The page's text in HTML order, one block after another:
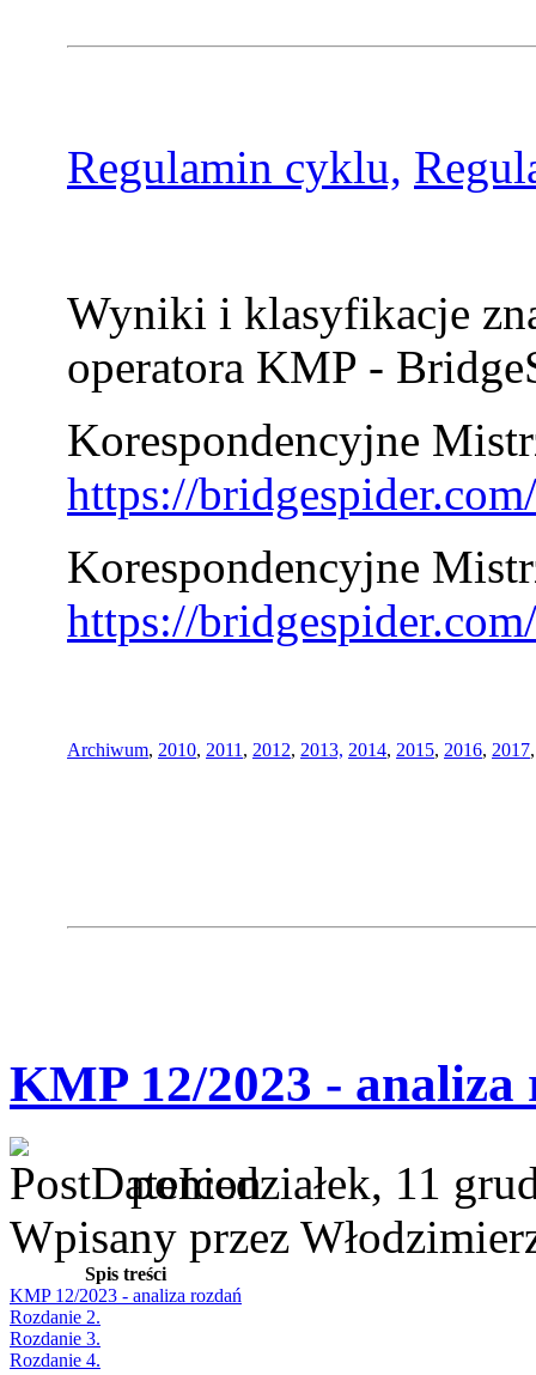
Regulamin cyklu,
Wyniki i klasyfikacje
operatora KMP -
Korespondencyjne
https://
Korespondencyjne
https://
Archiwum, 2010, 2011 , 2012, 2013, 2014, 2015, 2016, 2017
KMP 12/2023 - analiza
poniedziałek, 11
Wpisany przez
Spis treści
KMP 12/2023 - analiza rozdań
Rozdanie 2.
Rozdanie 3.
Rozdanie 4.